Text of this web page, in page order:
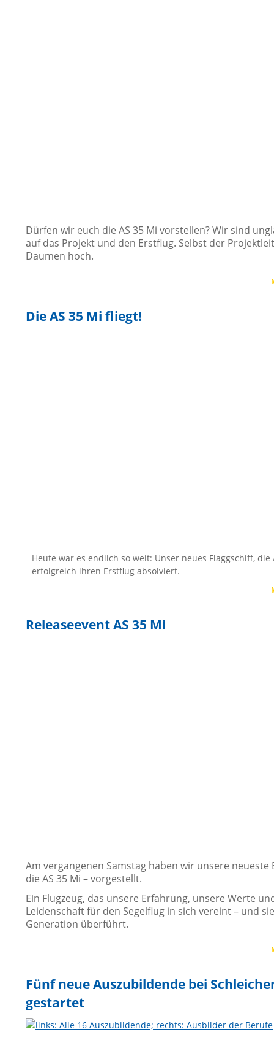
Dürfen wir euch die AS 35 Mi vorstellen? Wir sind
auf das Projekt und den Erstflug. Selbst der
Daumen hoch.
Die AS 35 Mi fliegt!
Heute war es endlich so weit: Unser neues Flaggschiff, die
erfolgreich ihren Erstflug absolviert.
Releaseevent AS 35 Mi
Am vergangenen Samstag haben wir unsere neueste
die AS 35 Mi – vorgestellt.
Ein Flugzeug, das unsere Erfahrung, unsere Werte
Leidenschaft für den Segelflug in sich vereint – und
Generation überführt.
Fünf neue Auszubildende bei
gestartet